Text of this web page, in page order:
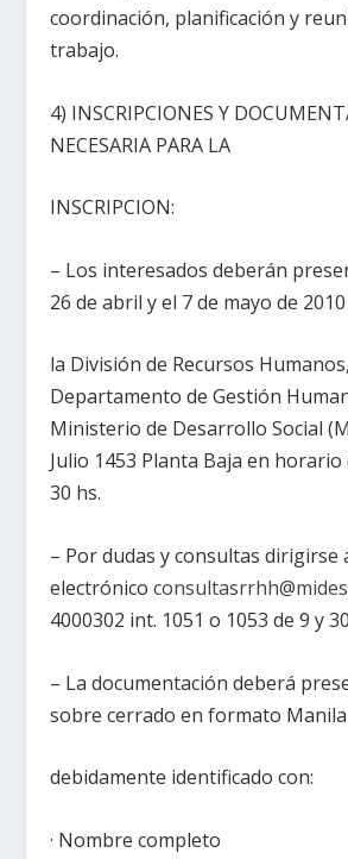
coordinación, planificación y
trabajo.
4) INSCRIPCIONES Y
NECESARIA PARA LA
INSCRIPCION:
– Los interesados deberán
26 de abril y el 7 de mayo de
la División de Recursos Humanos,
Departamento de Gestión
Ministerio de Desarrollo Social
Julio 1453 Planta Baja en horario
30 hs.
– Por dudas y consultas dirigirse
electrónico
4000302 int. 1051 o 1053 de 9 y
– La documentación deberá
sobre cerrado en formato Manila
debidamente identificado con:
· Nombre completo